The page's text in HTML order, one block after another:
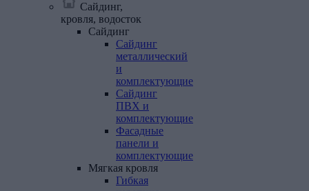
Сайдинг,
кровля, водосток
Сайдинг
Сайдинг
металлический
и
комплектующие
Сайдинг
ПВХ и
комплектующие
Фасадные
панели и
комплектующие
Мягкая кровля
Гибкая